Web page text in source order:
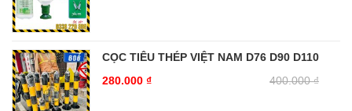
CỌC TIÊU THÉP VIỆT NAM D76 D90 D110
400.000₫
280.000 ₫